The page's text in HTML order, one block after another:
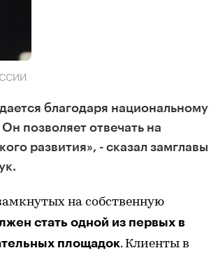
благодаря национальному
позволяет отвечать на
развития», - сказал замглавы
на собственную
стать одной из первых в
площадок. Клиенты в